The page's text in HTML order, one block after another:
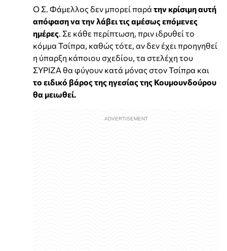
Ο Σ. Φάμελλος δεν μπορεί παρά την κρίσιμη αυτή
απόφαση να την λάβει τις αμέσως επόμενες
ημέρες. Σε κάθε περίπτωση, πριν ιδρυθεί το
κόμμα Τσίπρα, καθώς τότε, αν δεν έχει προηγηθεί
η ύπαρξη κάποιου σχεδίου, τα στελέχη του
ΣΥΡΙΖΑ θα φύγουν κατά μόνας στον Τσίπρα και
το ειδικό βάρος της ηγεσίας της Κουμουνδούρου
θα μειωθεί.